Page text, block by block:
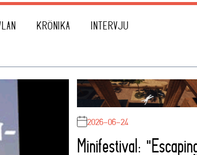
KRÖNIKA INTERVJU
2026-06-24
Minifestival: